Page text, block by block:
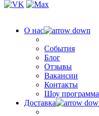
О нас
События
Блог
Отзывы
Вакансии
Контакты
Шоу программа
Доставка